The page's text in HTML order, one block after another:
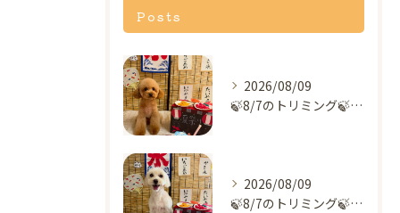
Posts
2026/08/09
🍃8/7のトリミング🍃プードル🐶｜名東区・千種区・守山区の動...
2026/08/09
🍃8/7のトリミング🍃ミックス犬🐶｜名東区・千種区・守山区の...